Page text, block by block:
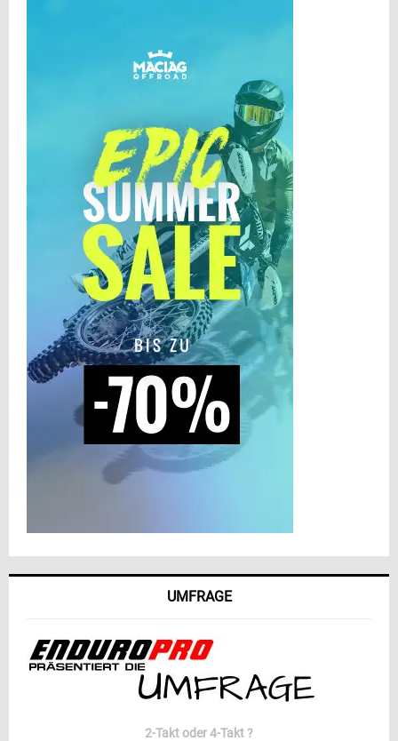
UMFRAGE
2-Takt oder 4-Takt ?